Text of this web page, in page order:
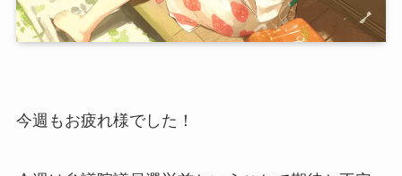
今週もお疲れ様でした！